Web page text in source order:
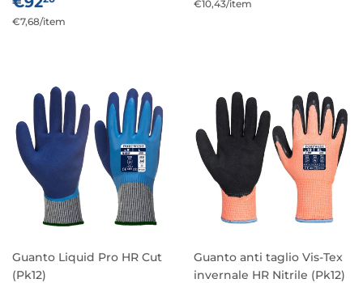
DI
Prezzo
€7,68/per
item
Prezzo
€10,43/per
item
Guanto Liquid Pro HR Cut
(Pk12)
Guanto anti taglio Vis-Tex
invernale HR Nitrile (Pk12)